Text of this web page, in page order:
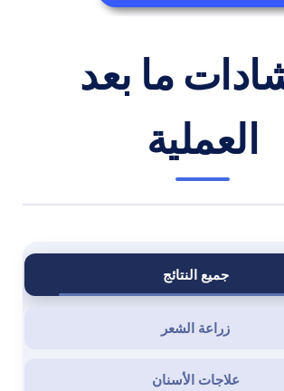
ما بعد
العملية
جميع النتائج
زراعة الشعر
علاجات الأسنان